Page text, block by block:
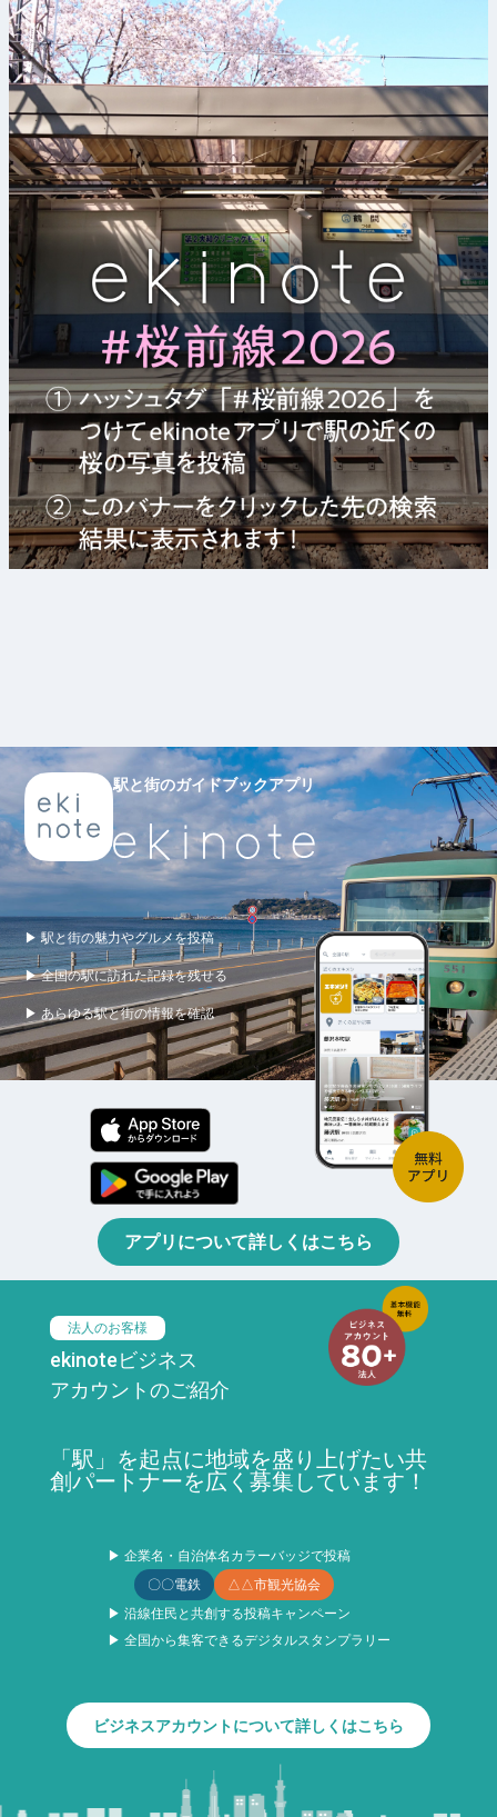
駅と街のガイドブックアプリ
▶ 駅と街の魅力やグルメを投稿
▶ 全国の駅に訪れた記録を残せる
▶ あらゆる駅と街の情報を確認
アプリについて詳しくはこちら
法人のお客様
ekinoteビジネス
アカウントのご紹介
「駅」を起点に地域を盛り上げたい共
創パートナーを広く募集しています！
▶ 企業名・自治体名カラーバッジで投稿
〇〇電鉄
△△市観光協会
▶ 沿線住民と共創する投稿キャンペーン
▶ 全国から集客できるデジタルスタンプラリー
ビジネスアカウントについて詳しくはこちら